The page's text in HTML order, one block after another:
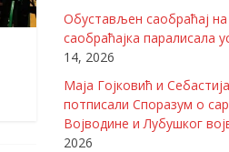
Обустављен саобраћај
саобраћајка паралисала
14, 2026
Маја Гојковић и
потписали Споразум о
Војводине и Лубушког
2026